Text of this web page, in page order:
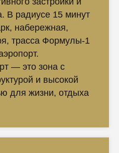
В радиусе 15 минут
набережная,
трасса Формулы-1
— это зона с
и высокой
для жизни, отдыха